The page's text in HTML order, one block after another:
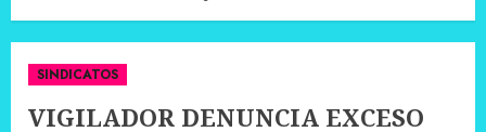
SINDICATOS
VIGILADOR DENUNCIA EXCESO